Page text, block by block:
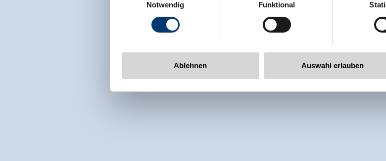
www.zillertalarena.com
Notwendig
Funktional
Ablehnen Auswahl erlauben